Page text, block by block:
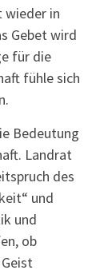
wieder in
Gebet wird
für die
fühle sich
Bedeutung
Landrat
des
und
und
ob